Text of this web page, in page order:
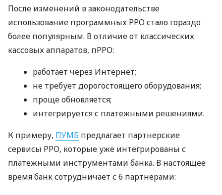
После изменений в законодательстве
использование программных РРО стало гораздо
более популярным. В отличие от классических
кассовых аппаратов, пРРО:
работает через Интернет;
не требует дорогостоящего оборудования;
проще обновляется;
интегрируется с платежными решениями.
К примеру, ПУМБ предлагает партнерские
сервисы РРО, которые уже интегрированы с
платежными инструментами банка. В настоящее
время банк сотрудничает с 6 партнерами: